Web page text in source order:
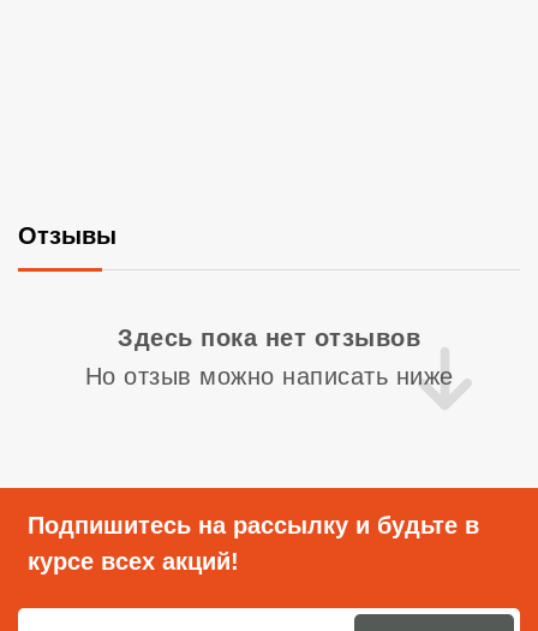
Отзывы
Здесь пока нет отзывов
Но отзыв можно написать ниже
Подпишитесь на рассылку и будьте в
курсе всех акций!